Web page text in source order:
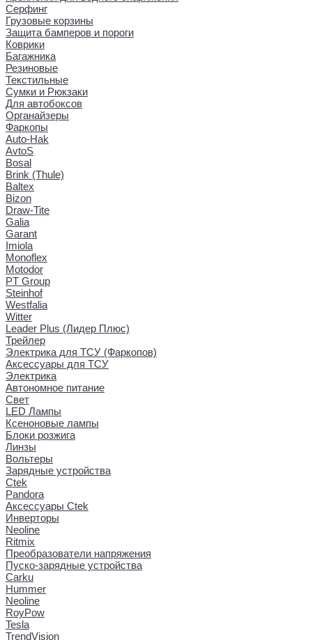
Серфинг
Грузовые корзины
Защита бамперов и пороги
Коврики
Багажника
Резиновые
Текстильные
Сумки и Рюкзаки
Для автобоксов
Органайзеры
Фаркопы
Auto-Hak
AvtoS
Bosal
Brink (Thule)
Baltex
Bizon
Draw-Tite
Galia
Garant
Imiola
Monoflex
Motodor
PT Group
Steinhof
Westfalia
Witter
Leader Plus (Лидер Плюс)
Трейлер
Электрика для ТСУ (Фаркопов)
Аксессуары для ТСУ
Электрика
Автономное питание
Свет
LED Лампы
Ксеноновые лампы
Блоки розжига
Линзы
Вольтеры
Зарядные устройства
Ctek
Pandora
Аксессуары Ctek
Инверторы
Neoline
Ritmix
Преобразователи напряжения
Пуско-зарядные устройства
Carku
Hummer
Neoline
RoyPow
Tesla
TrendVision